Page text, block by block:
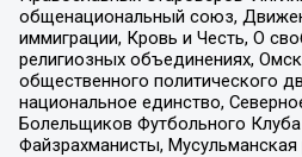
общенациональный союз,
иммиграции, Кровь и Честь, О
религиозных объединениях,
общественного политического
национальное единство,
Болельщиков Футбольного
Файзрахманисты, Мусульманская